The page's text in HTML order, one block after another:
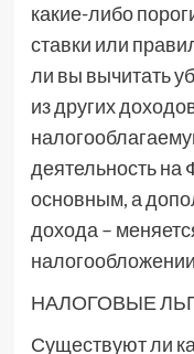
какие-либо
ставки или
ли вы вычитать
из других
деятельность на
основным, а
дохода –
НАЛОГОВЫЕ
Существуют ли